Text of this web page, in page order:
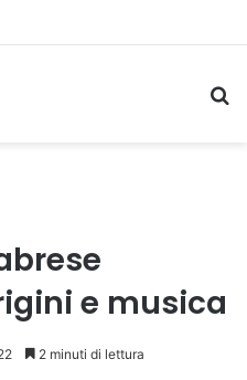
e musica
2 minuti di lettura